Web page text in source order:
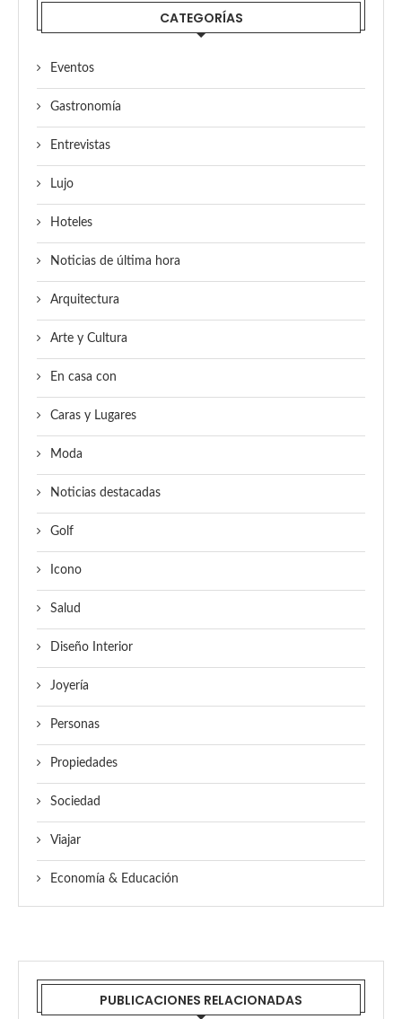
CATEGORÍAS
Eventos
Gastronomía
Entrevistas
Lujo
Hoteles
Noticias de última hora
Arquitectura
Arte y Cultura
En casa con
Caras y Lugares
Moda
Noticias destacadas
Golf
Icono
Salud
Diseño Interior
Joyería
Personas
Propiedades
Sociedad
Viajar
Economía & Educación
PUBLICACIONES RELACIONADAS